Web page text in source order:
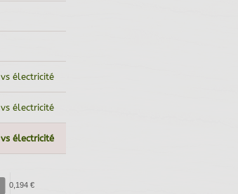
vs électricité
vs électricité
vs électricité